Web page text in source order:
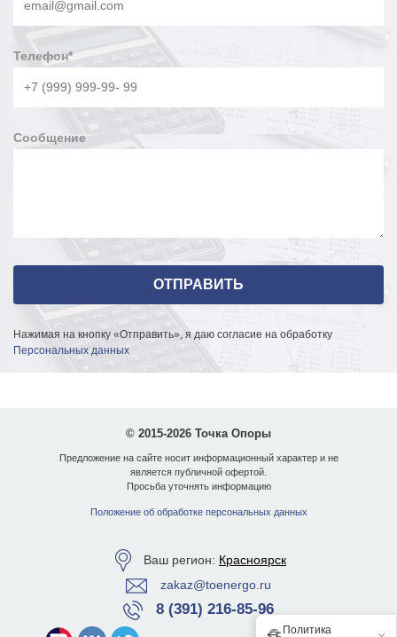
Телефон*
Сообщение
Нажимая на кнопку «Отправить», я даю согласие на обработку
Персональных данных
© 2015-2026 Точка Опоры
Предложение на сайте носит информационный характер и не
является публичной офертой.
Просьба уточнять информацию
Положение об обработке персональных данных
Ваш регион: Красноярск
zakaz@toenergo.ru
8 (391) 216-85-96
Политика